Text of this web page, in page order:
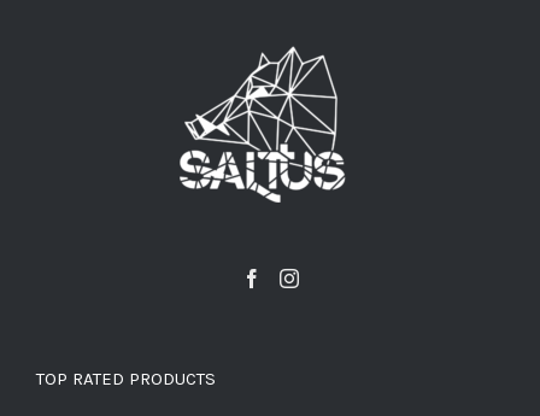
TOP RATED PRODUCTS